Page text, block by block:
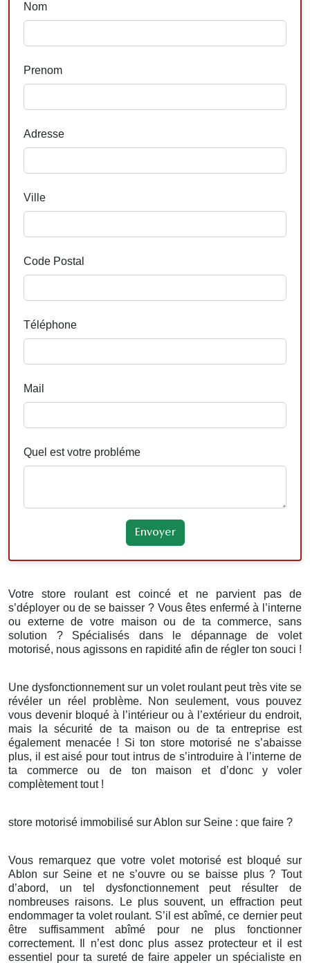
Nom
Prenom
Adresse
Ville
Code Postal
Téléphone
Mail
Quel est votre probléme
Votre store roulant est coincé et ne parvient pas de
s’déployer ou de se baisser ? Vous êtes enfermé à l’interne
ou externe de votre maison ou de ta commerce, sans
solution ? Spécialisés dans le dépannage de volet
motorisé, nous agissons en rapidité afin de régler ton souci !
Une dysfonctionnement sur un volet roulant peut très vite se
révéler un réel problème. Non seulement, vous pouvez
vous devenir bloqué à l’intérieur ou à l’extérieur du endroit,
mais la sécurité de ta maison ou de ta entreprise est
également menacée ! Si ton store motorisé ne s’abaisse
plus, il est aisé pour tout intrus de s’introduire à l’interne de
ta commerce ou de ton maison et d’donc y voler
complètement tout !
store motorisé immobilisé sur Ablon sur Seine : que faire ?
Vous remarquez que votre volet motorisé est bloqué sur
Ablon sur Seine et ne s’ouvre ou se baisse plus ? Tout
d’abord, un tel dysfonctionnement peut résulter de
nombreuses raisons. Le plus souvent, un effraction peut
endommager ta volet roulant. S’il est abîmé, ce dernier peut
être suffisamment abîmé pour ne plus fonctionner
correctement. Il n’est donc plus assez protecteur et il est
essentiel pour ta sureté de faire appeler un spécialiste en